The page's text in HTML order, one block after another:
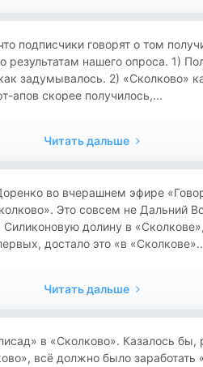
подписчики говорят о том
результатам нашего опроса. 1)
задумывалось. 2) «Сколково»
апов скорее получилось,...
Читать дальше
во вчерашнем эфире
Это совсем не Дальний
долину в
достало это «в
Читать дальше
в «Сколково». Казалось бы,
всё должно было заработать